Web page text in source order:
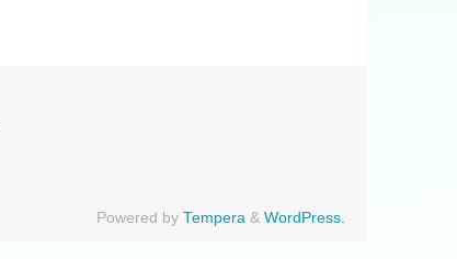
Powered by Tempera & WordPress.